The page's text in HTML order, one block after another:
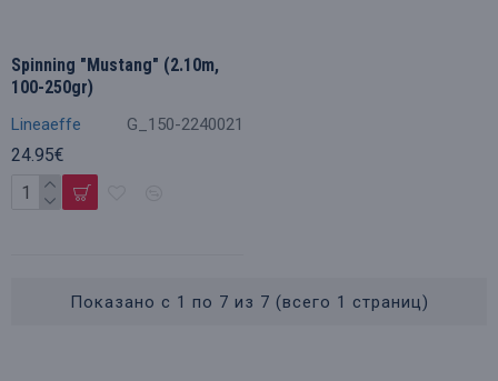
Lineaeffe G_150-2240021
Spinning "Mustang" (2.10m,
100-250gr)
24.95€
Показано с 1 по 7 из 7 (всего 1 страниц)